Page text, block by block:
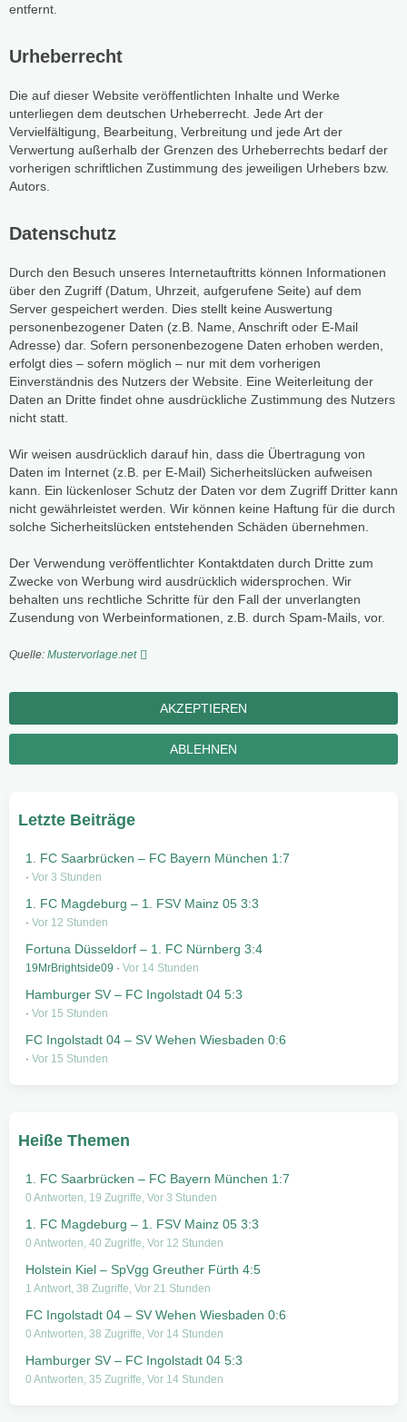
entfernt.
Urheberrecht
Die auf dieser Website veröffentlichten Inhalte und Werke
unterliegen dem deutschen Urheberrecht. Jede Art der
Vervielfältigung, Bearbeitung, Verbreitung und jede Art der
Verwertung außerhalb der Grenzen des Urheberrechts bedarf der
vorherigen schriftlichen Zustimmung des jeweiligen Urhebers bzw.
Autors.
Datenschutz
Durch den Besuch unseres Internetauftritts können Informationen
über den Zugriff (Datum, Uhrzeit, aufgerufene Seite) auf dem
Server gespeichert werden. Dies stellt keine Auswertung
personenbezogener Daten (z.B. Name, Anschrift oder E-Mail
Adresse) dar. Sofern personenbezogene Daten erhoben werden,
erfolgt dies – sofern möglich – nur mit dem vorherigen
Einverständnis des Nutzers der Website. Eine Weiterleitung der
Daten an Dritte findet ohne ausdrückliche Zustimmung des Nutzers
nicht statt.
Wir weisen ausdrücklich darauf hin, dass die Übertragung von
Daten im Internet (z.B. per E-Mail) Sicherheitslücken aufweisen
kann. Ein lückenloser Schutz der Daten vor dem Zugriff Dritter kann
nicht gewährleistet werden. Wir können keine Haftung für die durch
solche Sicherheitslücken entstehenden Schäden übernehmen.
Der Verwendung veröffentlichter Kontaktdaten durch Dritte zum
Zwecke von Werbung wird ausdrücklich widersprochen. Wir
behalten uns rechtliche Schritte für den Fall der unverlangten
Zusendung von Werbeinformationen, z.B. durch Spam-Mails, vor.
Quelle: Mustervorlage.net
ABLEHNEN
Letzte Beiträge
1. FC Saarbrücken – FC Bayern München 1:7
Vor 3 Stunden
1. FC Magdeburg – 1. FSV Mainz 05 3:3
Vor 12 Stunden
Fortuna Düsseldorf – 1. FC Nürnberg 3:4
19MrBrightside09 Vor 14 Stunden
Hamburger SV – FC Ingolstadt 04 5:3
Vor 15 Stunden
FC Ingolstadt 04 – SV Wehen Wiesbaden 0:6
Vor 15 Stunden
Heiße Themen
1. FC Saarbrücken – FC Bayern München 1:7
0 Antworten, 19 Zugriffe, Vor 3 Stunden
1. FC Magdeburg – 1. FSV Mainz 05 3:3
0 Antworten, 40 Zugriffe, Vor 12 Stunden
Holstein Kiel – SpVgg Greuther Fürth 4:5
1 Antwort, 38 Zugriffe, Vor 21 Stunden
FC Ingolstadt 04 – SV Wehen Wiesbaden 0:6
0 Antworten, 38 Zugriffe, Vor 14 Stunden
Hamburger SV – FC Ingolstadt 04 5:3
0 Antworten, 35 Zugriffe, Vor 14 Stunden